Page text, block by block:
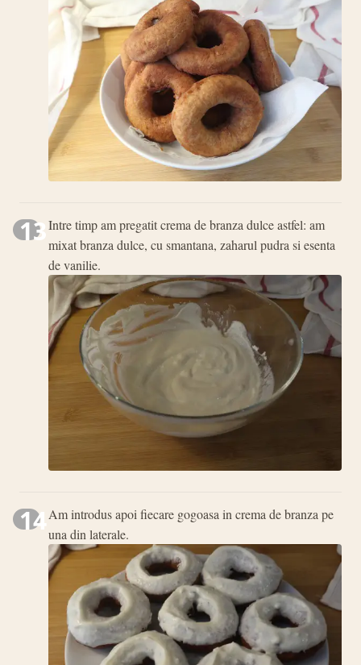
13Intre timp am pregatit crema de branza dulce astfel: am
mixat branza dulce, cu smantana, zaharul pudra si esenta
de vanilie.
14Am introdus apoi fiecare gogoasa in crema de branza pe
una din laterale.